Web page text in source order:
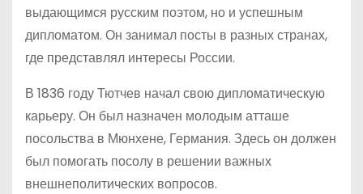
выдающимся русским поэтом, но и успешным
дипломатом. Он занимал посты в разных странах,
где представлял интересы России.
В 1836 году Тютчев начал свою дипломатическую
карьеру. Он был назначен молодым атташе
посольства в Мюнхене, Германия. Здесь он должен
был помогать посолу в решении важных
внешнеполитических вопросов.